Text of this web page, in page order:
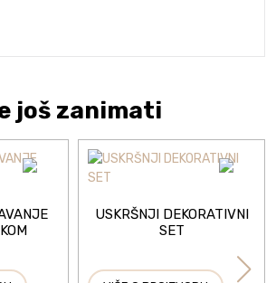
još zanimati
USKRŠNJI DEKORATIVNI
SET